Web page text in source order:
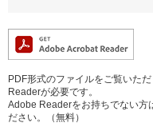
PDF形式のファイルをご覧いた
Readerが必要です。
Adobe Readerをお持ちでない方
ださい。（無料）